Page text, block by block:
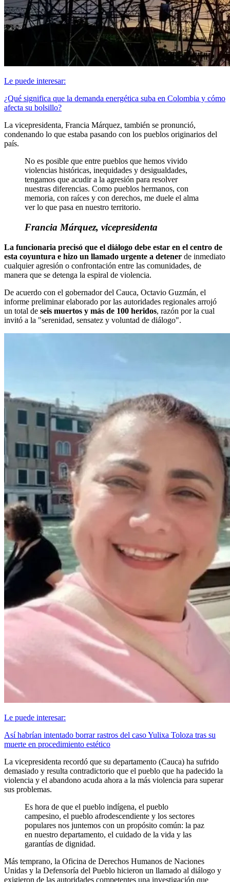
Le puede interesar:
¿Qué significa que la demanda energética suba en Colombia y cómo
afecta su bolsillo?
La vicepresidenta, Francia Márquez, también se pronunció,
condenando lo que estaba pasando con los pueblos originarios del
país.
No es posible que entre pueblos que hemos vivido
violencias históricas, inequidades y desigualdades,
tengamos que acudir a la agresión para resolver
nuestras diferencias. Como pueblos hermanos, con
memoria, con raíces y con derechos, me duele el alma
ver lo que pasa en nuestro territorio.
Francia Márquez, vicepresidenta
La funcionaria precisó que el diálogo debe estar en el centro de
esta coyuntura e hizo un llamado urgente a detener de inmediato
cualquier agresión o confrontación entre las comunidades, de
manera que se detenga la espiral de violencia.
De acuerdo con el gobernador del Cauca, Octavio Guzmán, el
informe preliminar elaborado por las autoridades regionales arrojó
un total de seis muertos y más de 100 heridos, razón por la cual
invitó a la "serenidad, sensatez y voluntad de diálogo".
Le puede interesar:
Así habrían intentado borrar rastros del caso Yulixa Toloza tras su
muerte en procedimiento estético
La vicepresidenta recordó que su departamento (Cauca) ha sufrido
demasiado y resulta contradictorio que el pueblo que ha padecido la
violencia y el abandono acuda ahora a la más violencia para superar
sus problemas.
Es hora de que el pueblo indígena, el pueblo
campesino, el pueblo afrodescendiente y los sectores
populares nos juntemos con un propósito común: la paz
en nuestro departamento, el cuidado de la vida y las
garantías de dignidad.
Más temprano, la Oficina de Derechos Humanos de Naciones
Unidas y la Defensoría del Pueblo hicieron un llamado al diálogo y
exigieron de las autoridades competentes una investigación que